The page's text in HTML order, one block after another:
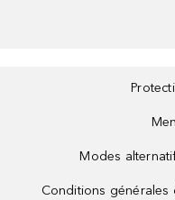
Modes
Conditions